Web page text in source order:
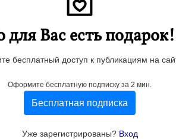
для Вас есть подарок!
бесплатный доступ к публикациям на
Оформите бесплатную подписку за 2 мин.
Бесплатная подписка
Уже зарегистрированы? Вход